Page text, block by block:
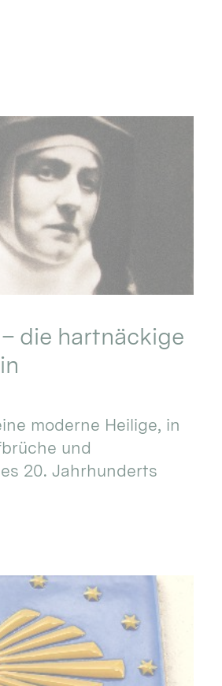
die hartnäckige
moderne Heilige, in
und
20. Jahrhunderts